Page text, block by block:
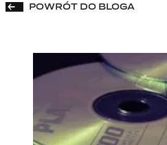
POWRÓT DO BLOGA